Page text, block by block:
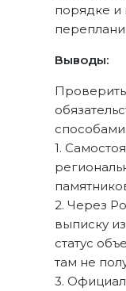
порядке и
Выводы:
способами:
1.
2. Через
выписку
статус
там не
3.